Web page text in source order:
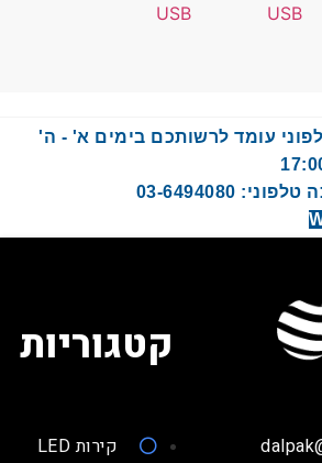
עומד לרשותכם בימים א' - ה'
קטגוריות
קירות LED